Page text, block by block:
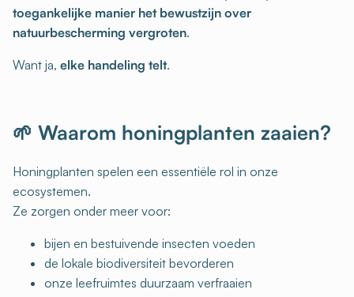
toegankelijke manier het bewustzijn over
natuurbescherming vergroten.
Want ja, elke handeling telt.
🌱 Waarom honingplanten zaaien?
Honingplanten spelen een essentiële rol in onze
ecosystemen.
Ze zorgen onder meer voor:
bijen en bestuivende insecten voeden
de lokale biodiversiteit bevorderen
onze leefruimtes duurzaam verfraaien